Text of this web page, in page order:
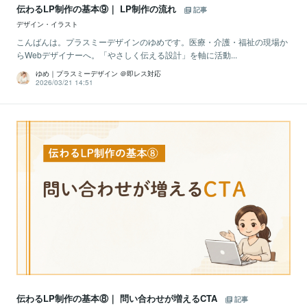
伝わるLP制作の基本⑨｜ LP制作の流れ
記事
デザイン・イラスト
こんばんは。プラスミーデザインのゆめです。医療・介護・福祉の現場か
らWebデザイナーへ。「やさしく伝える設計」を軸に活動...
ゆめ｜プラスミーデザイン ＠即レス対応
2026/03/21 14:51
伝わるLP制作の基本⑧｜ 問い合わせが増えるCTA
記事